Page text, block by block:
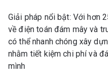
Giải pháp nổi bật: Với hơn
về điện toán đám mây và
có thể nhanh chóng xây
nhằm tiết kiệm chi phí và
mình